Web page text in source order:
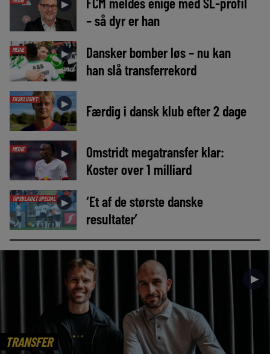
►
– så dyr er han
MEDIE ►
Dansker bomber løs – nu kan
han slå transferrekord
EKSKLUSIVT ► Færdig i dansk klub efter 2 dage
MEDIE ►
Omstridt megatransfer klar:
Koster over 1 milliard
TIPSBLADET SPECIAL ►
‘Et af de største danske
resultater’
TRANSFER
►